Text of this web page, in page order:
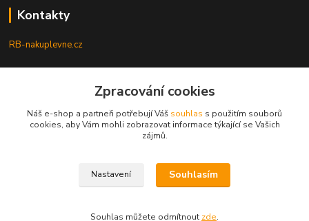
Kontakty
RB-nakuplevne.cz
+420 222722421
info@rb-nakuplevne.cz
Zpracování cookies
Náš e-shop a partneři potřebují Váš souhlas s použitím souborů
cookies, aby Vám mohli zobrazovat informace týkající se Vašich
zájmů.
Nastavení Souhlasím
Souhlas můžete odmítnout zde.